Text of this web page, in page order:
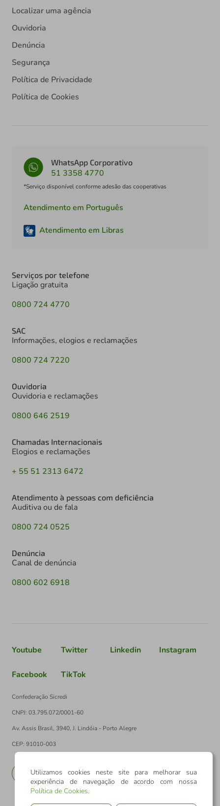
Localizar uma agência
Ouvidoria
Denúncia
Segurança
Política de Privacidade
Política de Cookies
WhatsApp Corporativo
51 3358 4770
*Serviço disponível conforme adesão das cooperativas
Atendimento em Português
Atendimento em Libras
Serviços por telefone
Ligação gratuita
0800 724 4770
SAC
Informações, elogios e reclamações
0800 724 7220
Ouvidoria
Ouvidoria e reclamações
0800 646 2519
Chamadas Internacionais
Elogios e reclamações
+ 55 51 2313 6472
Atendimento à pessoas com deficiência
Auditiva ou de fala
0800 724 0525
Denúncia
Canal de denúncia
0800 602 6918
Youtube Twitter Linkedin Instagram
Facebook TikTok
Confederação Sicredi
CNPJ: 03.795.072/0001-60
Av. Assis Brasil, 3940, J. Lindóia - Porto Alegre
CEP: 91010-003
EN
Utilizamos cookies neste site para melhorar sua
experiência de navegação de acordo com nossa
Política de Cookies.